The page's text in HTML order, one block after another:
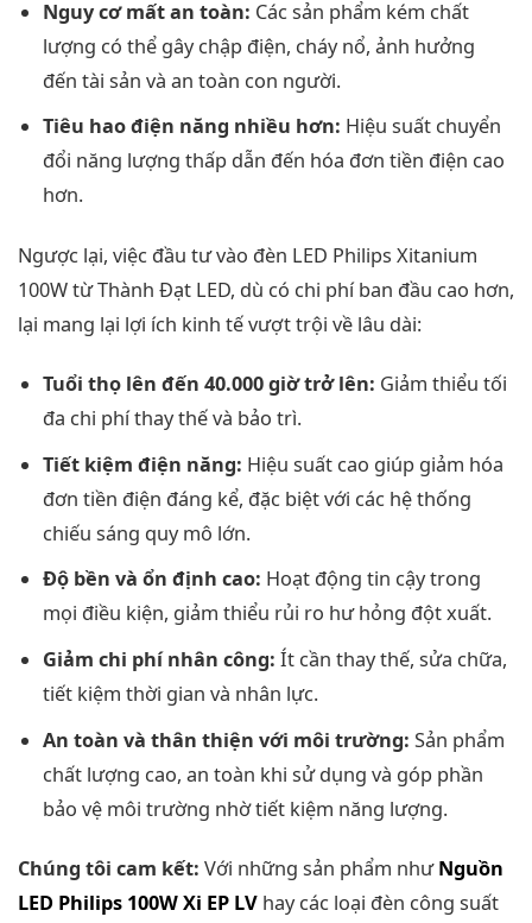
Nguy cơ mất an toàn: Các sản phẩm kém chất
lượng có thể gây chập điện, cháy nổ, ảnh hưởng
đến tài sản và an toàn con người.
Tiêu hao điện năng nhiều hơn: Hiệu suất chuyển
đổi năng lượng thấp dẫn đến hóa đơn tiền điện cao
hơn.
Ngược lại, việc đầu tư vào đèn LED Philips Xitanium
100W từ Thành Đạt LED, dù có chi phí ban đầu cao hơn,
lại mang lại lợi ích kinh tế vượt trội về lâu dài:
Tuổi thọ lên đến 40.000 giờ trở lên: Giảm thiểu tối
đa chi phí thay thế và bảo trì.
Tiết kiệm điện năng: Hiệu suất cao giúp giảm hóa
đơn tiền điện đáng kể, đặc biệt với các hệ thống
chiếu sáng quy mô lớn.
Độ bền và ổn định cao: Hoạt động tin cậy trong
mọi điều kiện, giảm thiểu rủi ro hư hỏng đột xuất.
Giảm chi phí nhân công: Ít cần thay thế, sửa chữa,
tiết kiệm thời gian và nhân lực.
An toàn và thân thiện với môi trường: Sản phẩm
chất lượng cao, an toàn khi sử dụng và góp phần
bảo vệ môi trường nhờ tiết kiệm năng lượng.
Chúng tôi cam kết: Với những sản phẩm nhưNguồn
LED Philips 100W Xi EP LV hay các loại đèn công suất